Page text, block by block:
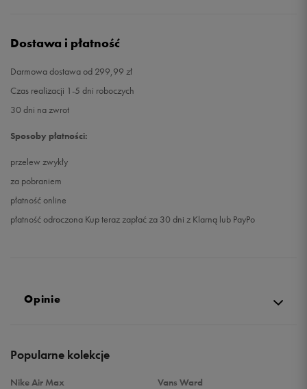
Dostawa i płatność
Darmowa dostawa od 299,99 zł
Czas realizacji 1-5 dni roboczych
30 dni na zwrot
Sposoby płatności:
przelew zwykły
za pobraniem
płatność online
płatność odroczona Kup teraz zapłać za 30 dni z Klarną lub PayPo
Opinie
Popularne kolekcje
Nike Air Max
Vans Ward